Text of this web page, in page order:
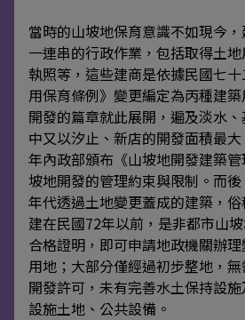
當時的山坡地保育意識不如現今
一連串的行政作業，包括取得土
執照等，這些建商是依據民國七
用保育條例》變更編定為丙種建
開發的篇章就此展開，遍及淡水
中又以汐止、新店的開發面積最
年內政部頒布《山坡地開發建築
坡地開發的管理約束與限制。而
年代透過土地變更蓋成的建築，
建在民國72年以前，是非都市山
合格證明，即可申請地政機關辦
用地；大部分僅經過初步整地，
開發許可，未有完善水土保持設
設施土地、公共設備。